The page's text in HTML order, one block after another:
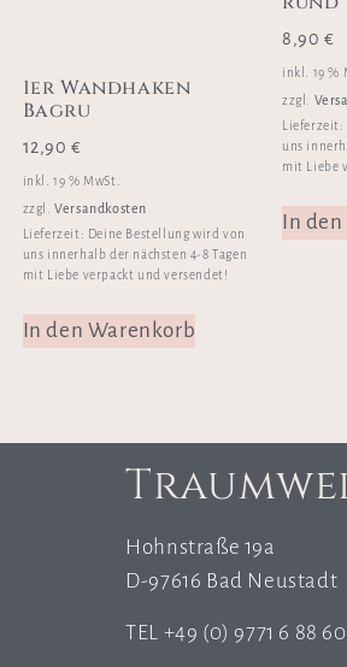
1er Wandhaken
Bagru
12,90€
inkl. 19 % MwSt.
zzgl.Versandkosten
Lieferzeit: Deine Bestellung wird von
uns innerhalb der nächsten 4-8 Tagen
mit Liebe verpackt und versendet!
In den Warenkorb
8,90 €
inkl. 19 %
zzgl.
Lieferzeit:
uns
mit Liebe
In
Hohnstraße 19a
D-97616 Bad Neustadt
TEL +49 (0) 9771 6 88